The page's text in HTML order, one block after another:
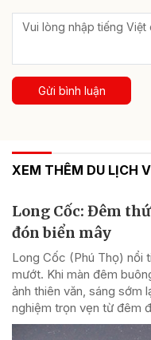
Gửi bình luận
XEM THÊM DU LỊCH
Long Cốc: Đêm
đón biển mây
Long Cốc (Phú Thọ) nổi
mướt. Khi màn đêm
ảnh thiên văn, sáng sớm
nghiệm trọn vẹn từ đêm